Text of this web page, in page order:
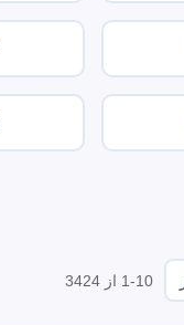
1-10 از 3424